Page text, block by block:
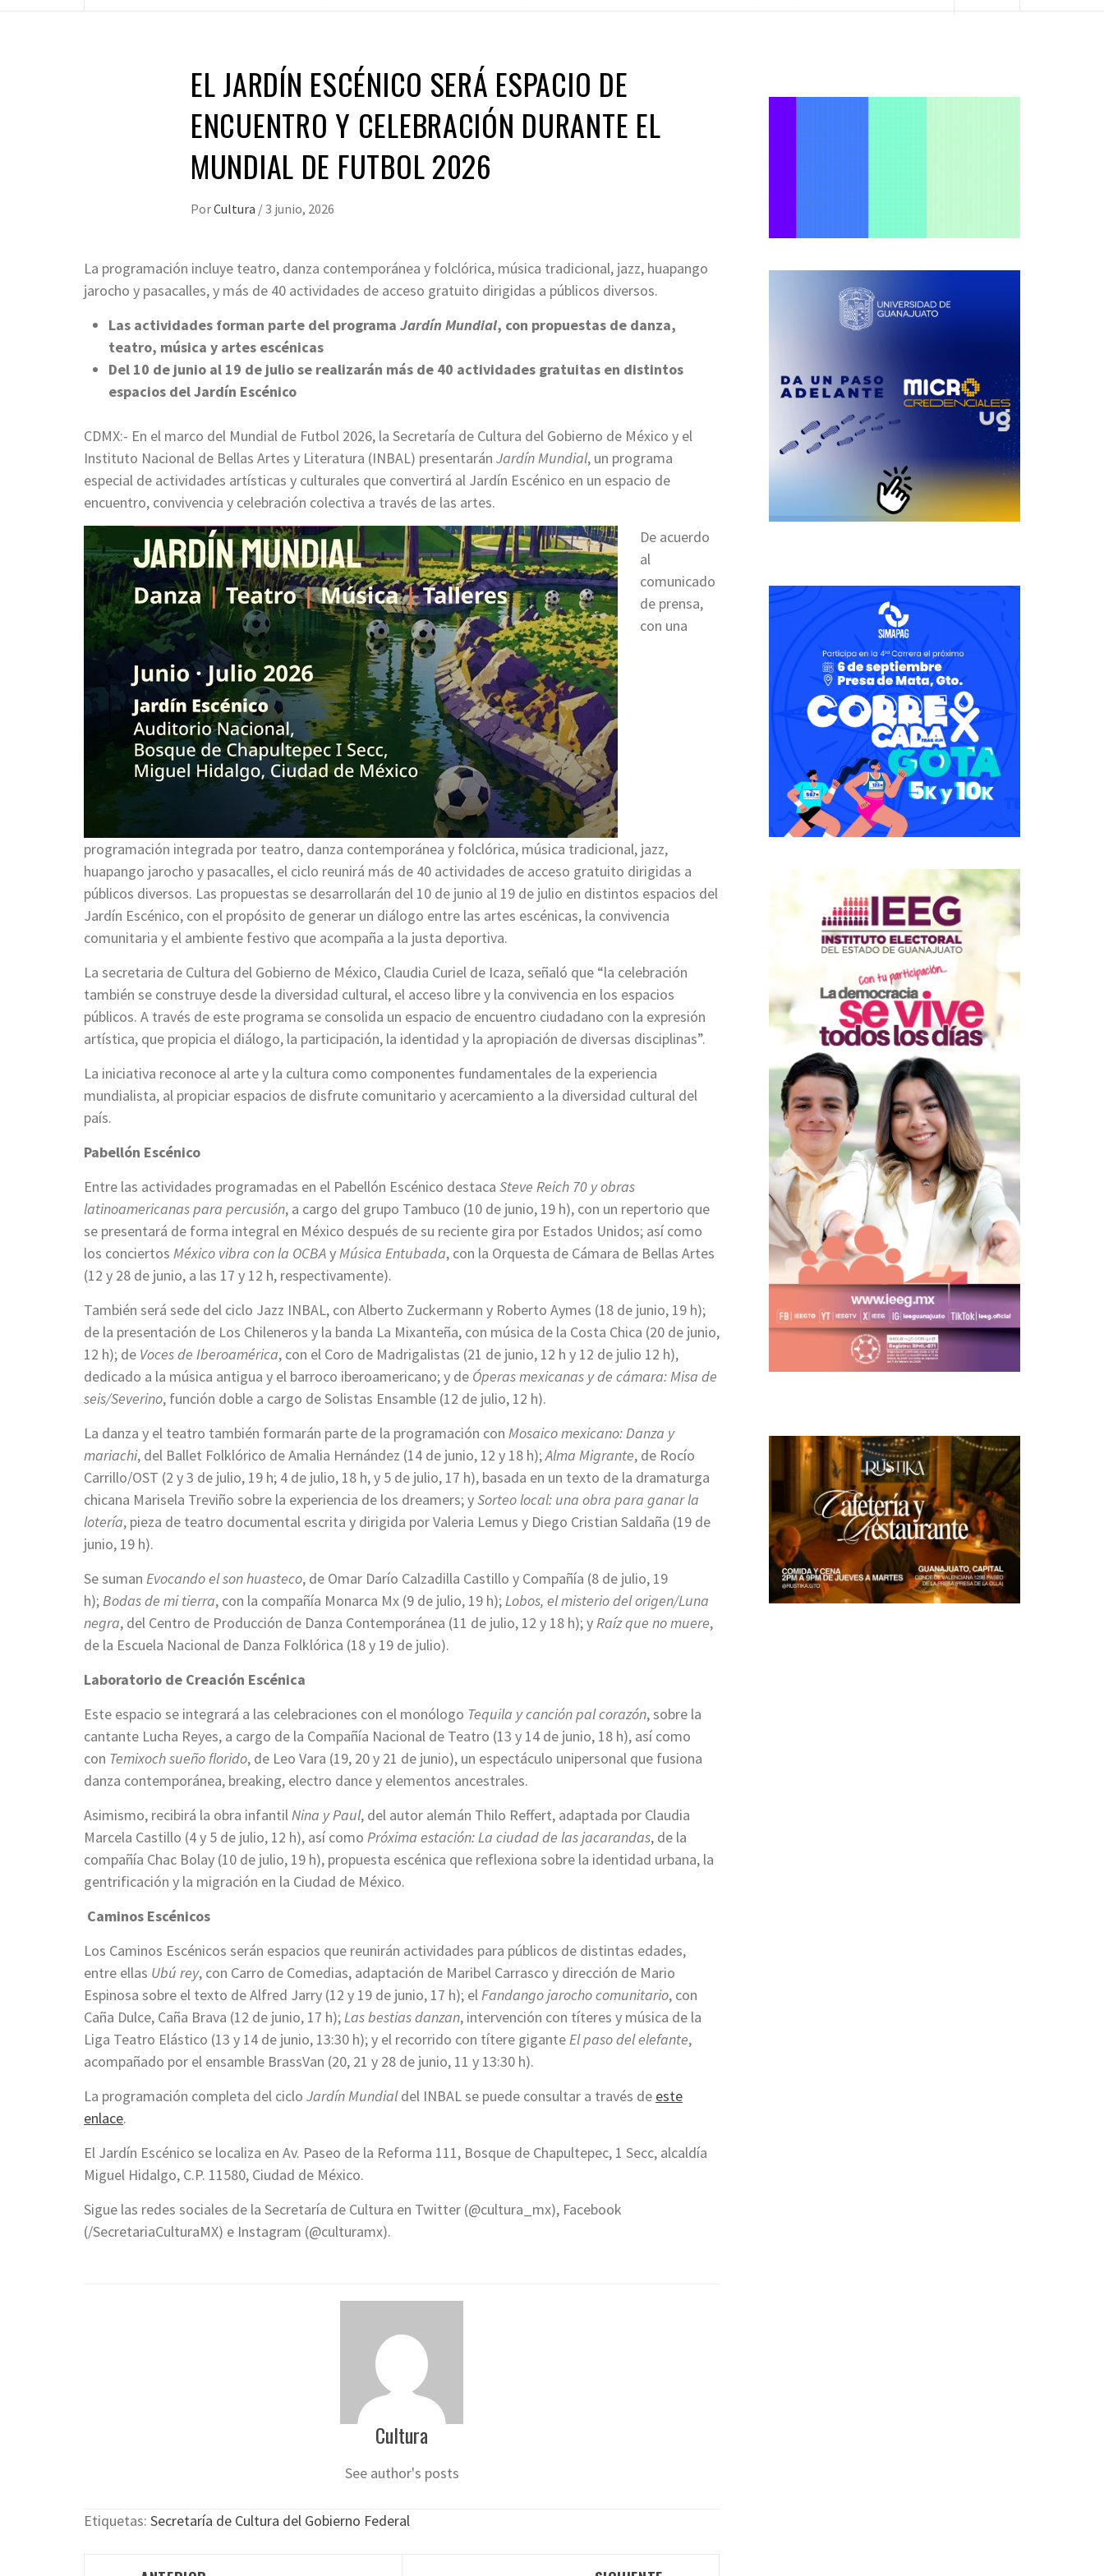
EL JARDÍN ESCÉNICO SERÁ ESPACIO DE
ENCUENTRO Y CELEBRACIÓN DURANTE EL
MUNDIAL DE FUTBOL 2026
PorCultura / 3 junio, 2026
La programación incluye teatro, danza contemporánea y folclórica, música tradicional, jazz, huapango
jarocho y pasacalles, y más de 40 actividades de acceso gratuito dirigidas a públicos diversos.
Las actividades forman parte del programa Jardín Mundial, con propuestas de danza,
teatro, música y artes escénicas
Del 10 de junio al 19 de julio se realizarán más de 40 actividades gratuitas en distintos
espacios del Jardín Escénico
CDMX:- En el marco del Mundial de Futbol 2026, la Secretaría de Cultura del Gobierno de México y el
Instituto Nacional de Bellas Artes y Literatura (INBAL) presentarán Jardín Mundial, un programa
especial de actividades artísticas y culturales que convertirá al Jardín Escénico en un espacio de
encuentro, convivencia y celebración colectiva a través de las artes.
De acuerdo
al
comunicado
de prensa,
con una
programación integrada por teatro, danza contemporánea y folclórica, música tradicional, jazz,
huapango jarocho y pasacalles, el ciclo reunirá más de 40 actividades de acceso gratuito dirigidas a
públicos diversos. Las propuestas se desarrollarán del 10 de junio al 19 de julio en distintos espacios del
Jardín Escénico, con el propósito de generar un diálogo entre las artes escénicas, la convivencia
comunitaria y el ambiente festivo que acompaña a la justa deportiva.
La secretaria de Cultura del Gobierno de México, Claudia Curiel de Icaza, señaló que “la celebración
también se construye desde la diversidad cultural, el acceso libre y la convivencia en los espacios
públicos. A través de este programa se consolida un espacio de encuentro ciudadano con la expresión
artística, que propicia el diálogo, la participación, la identidad y la apropiación de diversas disciplinas”.
La iniciativa reconoce al arte y la cultura como componentes fundamentales de la experiencia
mundialista, al propiciar espacios de disfrute comunitario y acercamiento a la diversidad cultural del
país.
Pabellón Escénico
Entre las actividades programadas en el Pabellón Escénico destaca Steve Reich 70 y obras
latinoamericanas para percusión, a cargo del grupo Tambuco (10 de junio, 19 h), con un repertorio que
se presentará de forma integral en México después de su reciente gira por Estados Unidos; así como
los conciertos México vibra con la OCBAyMúsica Entubada, con la Orquesta de Cámara de Bellas Artes
(12 y 28 de junio, a las 17 y 12 h, respectivamente).
También será sede del ciclo Jazz INBAL, con Alberto Zuckermann y Roberto Aymes (18 de junio, 19 h);
de la presentación de Los Chileneros y la banda La Mixanteña, con música de la Costa Chica (20 de junio,
12 h); de Voces de Iberoamérica, con el Coro de Madrigalistas (21 de junio, 12 h y 12 de julio 12 h),
dedicado a la música antigua y el barroco iberoamericano; y de Óperas mexicanas y de cámara: Misa de
seis/Severino, función doble a cargo de Solistas Ensamble (12 de julio, 12 h).
La danza y el teatro también formarán parte de la programación con Mosaico mexicano: Danza y
mariachi, del Ballet Folklórico de Amalia Hernández (14 de junio, 12 y 18 h);Alma Migrante, de Rocío
Carrillo/OST (2 y 3 de julio, 19 h; 4 de julio, 18 h, y 5 de julio, 17 h), basada en un texto de la dramaturga
chicana Marisela Treviño sobre la experiencia de los dreamers; ySorteo local: una obra para ganar la
lotería, pieza de teatro documental escrita y dirigida por Valeria Lemus y Diego Cristian Saldaña (19 de
junio, 19 h).
Se suman Evocando el son huasteco, de Omar Darío Calzadilla Castillo y Compañía (8 de julio, 19
h);Bodas de mi tierra, con la compañía Monarca Mx (9 de julio, 19 h);Lobos, el misterio del origen/Luna
negra, del Centro de Producción de Danza Contemporánea (11 de julio, 12 y 18 h); yRaíz que no muere,
de la Escuela Nacional de Danza Folklórica (18 y 19 de julio).
Laboratorio de Creación Escénica
Este espacio se integrará a las celebraciones con el monólogo Tequila y canción pal corazón, sobre la
cantante Lucha Reyes, a cargo de la Compañía Nacional de Teatro (13 y 14 de junio, 18 h), así como
con Temixoch sueño florido, de Leo Vara (19, 20 y 21 de junio), un espectáculo unipersonal que fusiona
danza contemporánea, breaking, electro dance y elementos ancestrales.
Asimismo, recibirá la obra infantilNina y Paul, del autor alemán Thilo Reffert, adaptada por Claudia
Marcela Castillo (4 y 5 de julio, 12 h), así como Próxima estación: La ciudad de las jacarandas, de la
compañía Chac Bolay (10 de julio, 19 h), propuesta escénica que reflexiona sobre la identidad urbana, la
gentrificación y la migración en la Ciudad de México.
Caminos Escénicos
Los Caminos Escénicos serán espacios que reunirán actividades para públicos de distintas edades,
entre ellas Ubú rey, con Carro de Comedias, adaptación de Maribel Carrasco y dirección de Mario
Espinosa sobre el texto de Alfred Jarry (12 y 19 de junio, 17 h); elFandango jarocho comunitario, con
Caña Dulce, Caña Brava (12 de junio, 17 h);Las bestias danzan, intervención con títeres y música de la
Liga Teatro Elástico (13 y 14 de junio, 13:30 h); y el recorrido con títere giganteEl paso del elefante,
acompañado por el ensamble BrassVan (20, 21 y 28 de junio, 11 y 13:30 h).
La programación completa del ciclo Jardín Mundialdel INBAL se puede consultar a través de este
enlace.
El Jardín Escénico se localiza en Av. Paseo de la Reforma 111, Bosque de Chapultepec, 1 Secc, alcaldía
Miguel Hidalgo, C.P. 11580, Ciudad de México.
Sigue las redes sociales de la Secretaría de Cultura en Twitter (@cultura_mx), Facebook
(/SecretariaCulturaMX) e Instagram (@culturamx).
Cultura
See author's posts
Etiquetas: Secretaría de Cultura del Gobierno Federal